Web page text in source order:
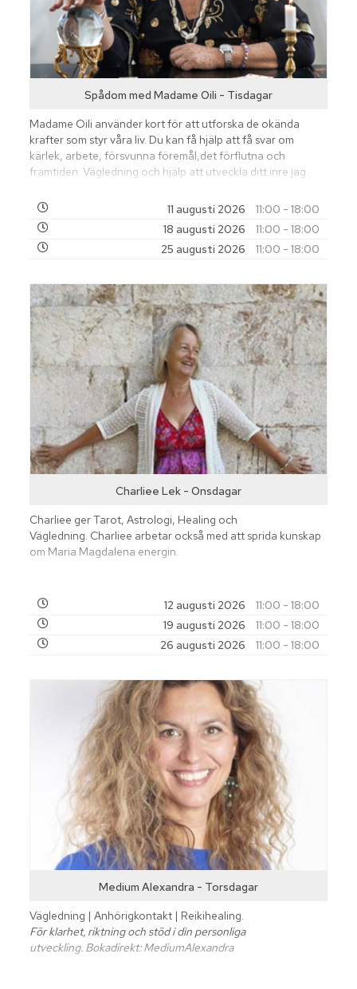
Spådom med Madame Oili - Tisdagar
Madame Oili använder kort för att utforska de okända
krafter som styr våra liv. Du kan få hjälp att få svar om
kärlek, arbete, försvunna föremål,det förflutna och
framtiden. Vägledning och hjälp att utveckla ditt inre jag.
11 augusti 2026
11:00 - 18:00
18 augusti 2026
11:00 - 18:00
25 augusti 2026
11:00 - 18:00
Charliee Lek - Onsdagar
Charliee ger Tarot, Astrologi, Healing och
Vägledning. Charliee arbetar också med att sprida kunskap
om Maria Magdalena energin.
12 augusti 2026
11:00 - 18:00
19 augusti 2026
11:00 - 18:00
26 augusti 2026
11:00 - 18:00
Medium Alexandra - Torsdagar
Vägledning | Anhörigkontakt | Reikihealing.
För klarhet, riktning och stöd i din personliga
utveckling. Bokadirekt: MediumAlexandra